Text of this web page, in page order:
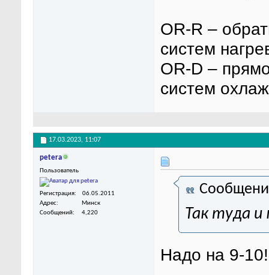
OR-R –
систем
OR-D –
систем
17.03.2023, 11:07
petera
Пользователь
Регистрация
06.05.2011
Адрес
Минск
Сообщений
4,220 Так туда и
Надо на 9-10!